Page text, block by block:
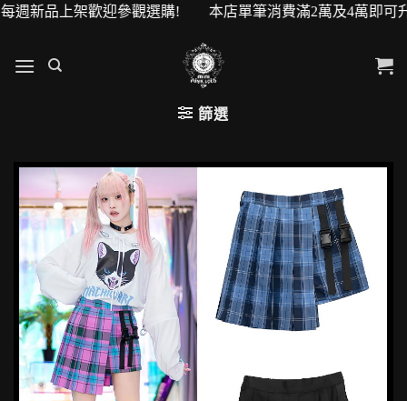
歡迎參觀選購! 本店單筆消費滿2萬及4萬即可升級VIP會
篩選